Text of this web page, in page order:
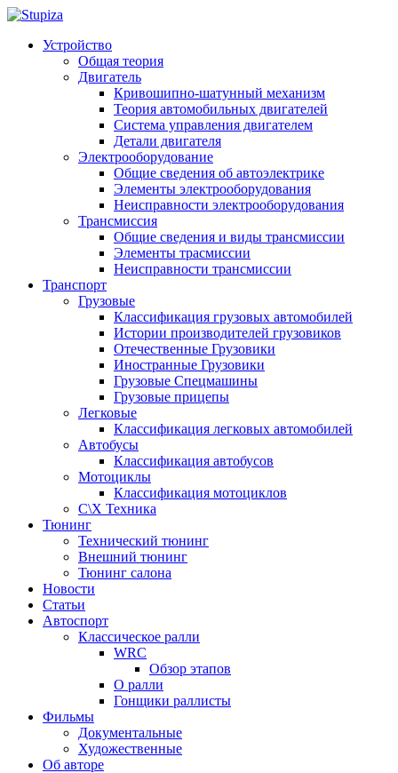
Устройство
Общая теория
Двигатель
Кривошипно-шатунный механизм
Теория автомобильных двигателей
Система управления двигателем
Детали двигателя
Электрооборудование
Общие сведения об автоэлектрике
Элементы электрооборудования
Неисправности электрооборудования
Трансмиссия
Общие сведения и виды трансмиссии
Элементы трасмиссии
Неисправности трансмиссии
Транспорт
Грузовые
Классификация грузовых автомобилей
Истории производителей грузовиков
Отечественные Грузовики
Иностранные Грузовики
Грузовые Спецмашины
Грузовые прицепы
Легковые
Классификация легковых автомобилей
Автобусы
Классификация автобусов
Мотоциклы
Классификация мотоциклов
С\Х Техника
Тюнинг
Технический тюнинг
Внешний тюнинг
Тюнинг салона
Новости
Статьи
Автоспорт
Классическое ралли
WRC
Обзор этапов
О ралли
Гонщики раллисты
Фильмы
Документальные
Художественные
Об авторе